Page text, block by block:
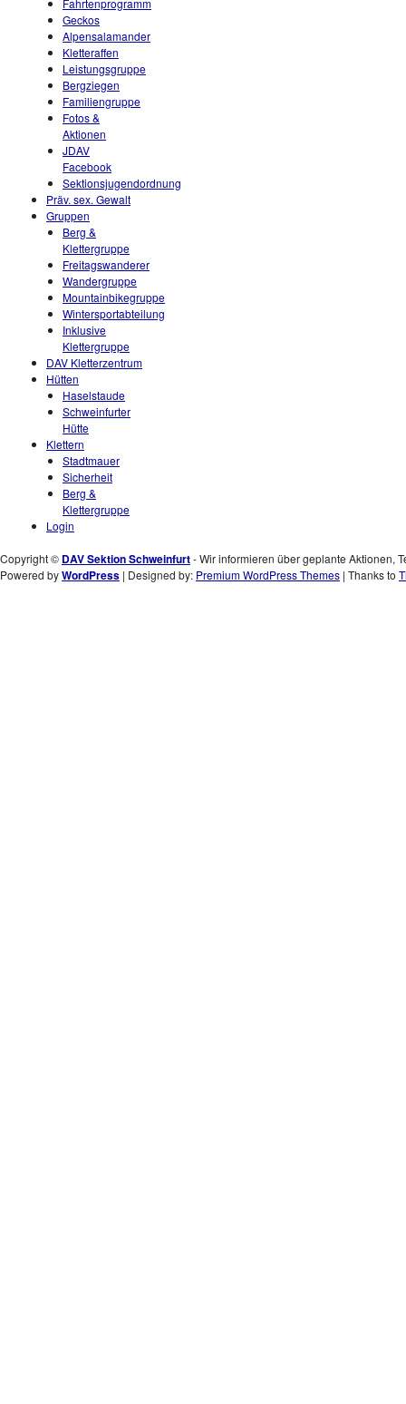
Fahrtenprogramm
Geckos
Alpensalamander
Kletteraffen
Leistungsgruppe
Bergziegen
Familiengruppe
Fotos &
Aktionen
JDAV
Facebook
Sektionsjugendordnung
Präv. sex. Gewalt
Gruppen
Berg &
Klettergruppe
Freitagswanderer
Wandergruppe
Mountainbikegruppe
Wintersportabteilung
Inklusive
Klettergruppe
DAV Kletterzentrum
Hütten
Haselstaude
Schweinfurter
Hütte
Klettern
Stadtmauer
Sicherheit
Berg &
Klettergruppe
Login
Copyright © DAV Sektion Schweinfurt- Wir informieren über geplante Aktionen,
Powered byWordPress | Designed by: Premium WordPress Themes | Thanks to